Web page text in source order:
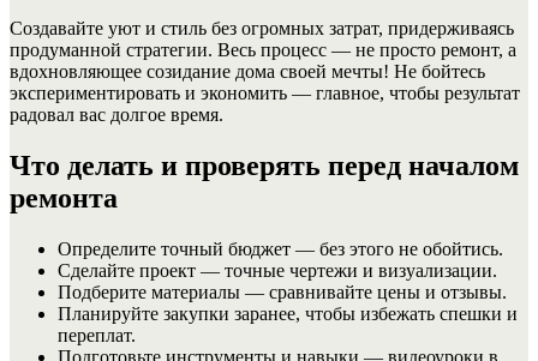
Создавайте уют и стиль без огромных затрат, придерживаясь
продуманной стратегии. Весь процесс — не просто ремонт, а
вдохновляющее созидание дома своей мечты! Не бойтесь
экспериментировать и экономить — главное, чтобы результат
радовал вас долгое время.
Что делать и проверять перед началом
ремонта
Определите точный бюджет — без этого не обойтись.
Сделайте проект — точные чертежи и визуализации.
Подберите материалы — сравнивайте цены и отзывы.
Планируйте закупки заранее, чтобы избежать спешки и
переплат.
Подготовьте инструменты и навыки — видеоуроки в